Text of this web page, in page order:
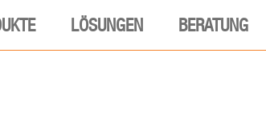
LÖSUNGEN BERATUNG